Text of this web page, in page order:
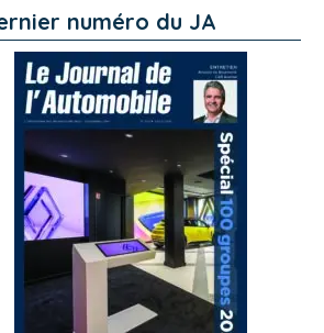
numéro du JA